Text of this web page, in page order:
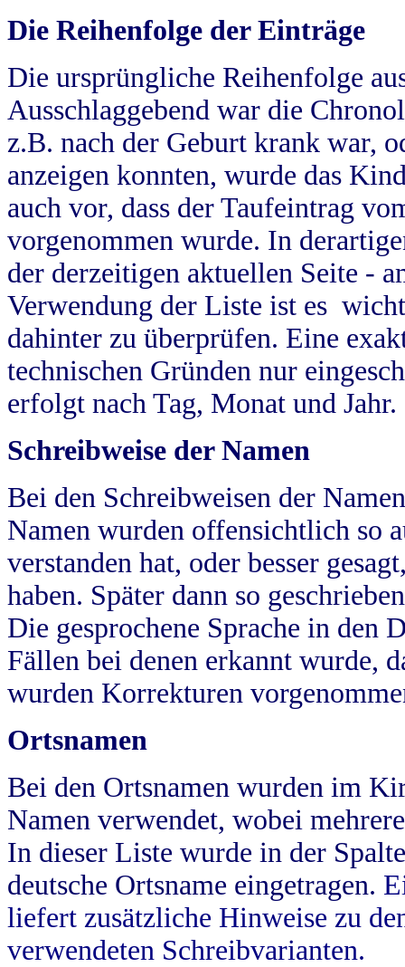
Die Reihenfolge der Einträge
Die ursprüngliche Reihenfolge
Ausschlaggebend war die
z.B. nach der Geburt krank war,
anzeigen konnten, wurde das
auch vor, dass der Taufeintrag
vorgenommen wurde. In
der derzeitigen aktuellen Seite -
Verwendung der Liste ist es
dahinter zu überprüfen. Eine
technischen Gründen nur
erfolgt nach Tag, Monat und Jahr.
Schreibweise der Namen
Bei den Schreibweisen der
Namen wurden offensichtlich so
verstanden hat, oder besser
haben. Später dann so
Die gesprochene Sprache in
Fällen bei denen erkannt wurde,
wurden Korrekturen
Ortsnamen
Bei den Ortsnamen wurden im
Namen verwendet, wobei
In dieser Liste wurde in der
deutsche Ortsname eingetragen.
liefert zusätzliche Hinweise zu
verwendeten Schreibvarianten.